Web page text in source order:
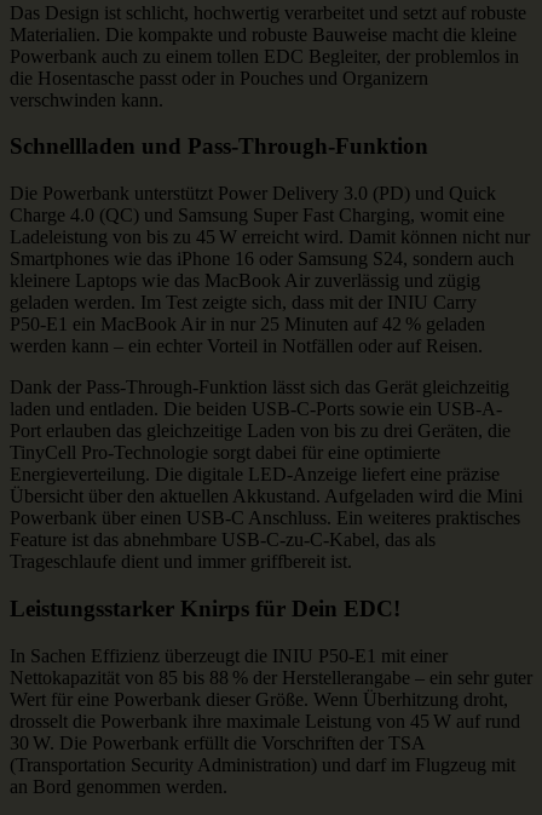
Das Design ist schlicht, hochwertig verarbeitet und setzt auf robuste
Materialien. Die kompakte und robuste Bauweise macht die kleine
Powerbank auch zu einem tollen EDC Begleiter, der problemlos in
die Hosentasche passt oder in Pouches und Organizern
verschwinden kann.
Schnellladen und Pass-Through-Funktion
Die Powerbank unterstützt Power Delivery 3.0 (PD) und Quick
Charge 4.0 (QC) und Samsung Super Fast Charging, womit eine
Ladeleistung von bis zu 45 W erreicht wird. Damit können nicht nur
Smartphones wie das iPhone 16 oder Samsung S24, sondern auch
kleinere Laptops wie das MacBook Air zuverlässig und zügig
geladen werden. Im Test zeigte sich, dass mit der INIU Carry
P50‑E1 ein MacBook Air in nur 25 Minuten auf 42 % geladen
werden kann – ein echter Vorteil in Notfällen oder auf Reisen.
Dank der Pass-Through-Funktion lässt sich das Gerät gleichzeitig
laden und entladen. Die beiden USB-C-Ports sowie ein USB-A-
Port erlauben das gleichzeitige Laden von bis zu drei Geräten, die
TinyCell Pro-Technologie sorgt dabei für eine optimierte
Energieverteilung. Die digitale LED-Anzeige liefert eine präzise
Übersicht über den aktuellen Akkustand. Aufgeladen wird die Mini
Powerbank über einen USB-C Anschluss. Ein weiteres praktisches
Feature ist das abnehmbare USB-C-zu-C-Kabel, das als
Trageschlaufe dient und immer griffbereit ist.
Leistungsstarker Knirps für Dein EDC!
In Sachen Effizienz überzeugt die INIU P50‑E1 mit einer
Nettokapazität von 85 bis 88 % der Herstellerangabe – ein sehr guter
Wert für eine Powerbank dieser Größe. Wenn Überhitzung droht,
drosselt die Powerbank ihre maximale Leistung von 45 W auf rund
30 W. Die Powerbank erfüllt die Vorschriften der TSA
(Transportation Security Administration) und darf im Flugzeug mit
an Bord genommen werden.